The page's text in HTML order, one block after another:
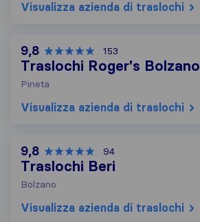
Visualizza azienda di traslochi
9,8 153
Traslochi Roger's Bolzano
Pineta
Visualizza azienda di traslochi
9,8 94
Traslochi Beri
Bolzano
Visualizza azienda di traslochi